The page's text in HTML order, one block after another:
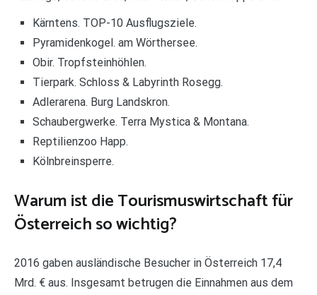
Kärntens. TOP-10 Ausflugsziele.
Pyramidenkogel. am Wörthersee.
Obir. Tropfsteinhöhlen.
Tierpark. Schloss & Labyrinth Rosegg.
Adlerarena. Burg Landskron.
Schaubergwerke. Terra Mystica & Montana.
Reptilienzoo Happ.
Kölnbreinsperre.
Warum ist die Tourismuswirtschaft für
Österreich so wichtig?
2016 gaben ausländische Besucher in Österreich 17,4
Mrd. € aus. Insgesamt betrugen die Einnahmen aus dem